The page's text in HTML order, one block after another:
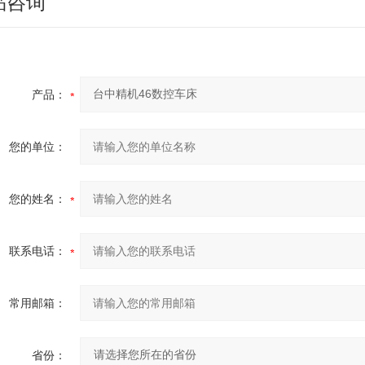
产品：
您的单位：
您的姓名：
联系电话：
常用邮箱：
省份：